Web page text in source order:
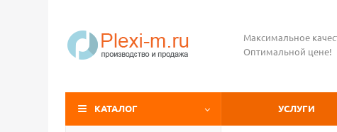
Максимальное
Оптимальной цене!
КАТАЛОГ УСЛУГИ